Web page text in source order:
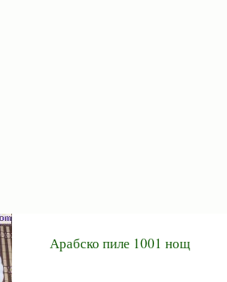
Арабско пиле 1001 нощ